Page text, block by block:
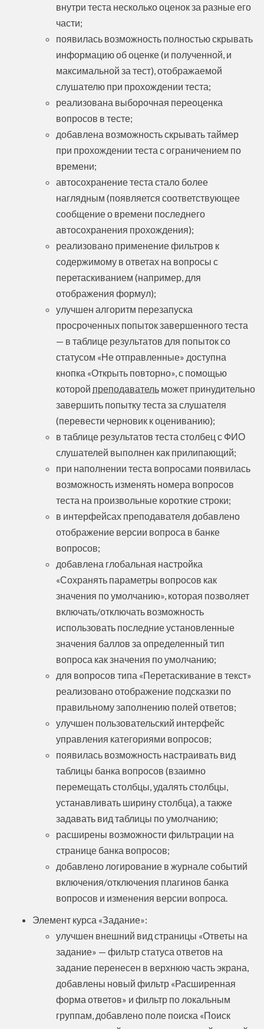
внутри теста несколько оценок за разные его
части;
появилась возможность полностью скрывать
информацию об оценке (и полученной, и
максимальной за тест), отображаемой
слушателю при прохождении теста;
реализована выборочная переоценка
вопросов в тесте;
добавлена возможность скрывать таймер
при прохождении теста с ограничением по
времени;
автосохранение теста стало более
наглядным (появляется соответствующее
сообщение о времени последнего
автосохранения прохождения);
реализовано применение фильтров к
содержимому в ответах на вопросы с
перетаскиванием (например, для
отображения формул);
улучшен алгоритм перезапуска
просроченных попыток завершенного теста
— в таблице результатов для попыток со
статусом «Не отправленные» доступна
кнопка «Открыть повторно», с помощью
которой преподаватель может принудительно
завершить попытку теста за слушателя
(перевести черновик к оцениванию);
в таблице результатов теста столбец с ФИО
слушателей выполнен как прилипающий;
при наполнении теста вопросами появилась
возможность изменять номера вопросов
теста на произвольные короткие строки;
в интерфейсах преподавателя добавлено
отображение версии вопроса в банке
вопросов;
добавлена глобальная настройка
«Сохранять параметры вопросов как
значения по умолчанию», которая позволяет
включать/отключать возможность
использовать последние установленные
значения баллов за определенный тип
вопроса как значения по умолчанию;
для вопросов типа «Перетаскивание в текст»
реализовано отображение подсказки по
правильному заполнению полей ответов;
улучшен пользовательский интерфейс
управления категориями вопросов;
появилась возможность настраивать вид
таблицы банка вопросов (взаимно
перемещать столбцы, удалять столбцы,
устанавливать ширину столбца), а также
задавать вид таблицы по умолчанию;
расширены возможности фильтрации на
странице банка вопросов;
добавлено логирование в журнале событий
включения/отключения плагинов банка
вопросов и изменения версии вопроса.
Элемент курса «Задание»:
улучшен внешний вид страницы «Ответы на
задание» — фильтр статуса ответов на
задание перенесен в верхнюю часть экрана,
добавлены новый фильтр «Расширенная
форма ответов» и фильтр по локальным
группам, добавлено поле поиска «Поиск